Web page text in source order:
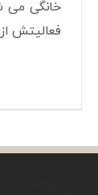
خانگی می
فعالیتش